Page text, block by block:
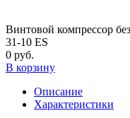
Винтовой компрессор
31-10 ES
0 руб.
В корзину
Описание
Характеристики